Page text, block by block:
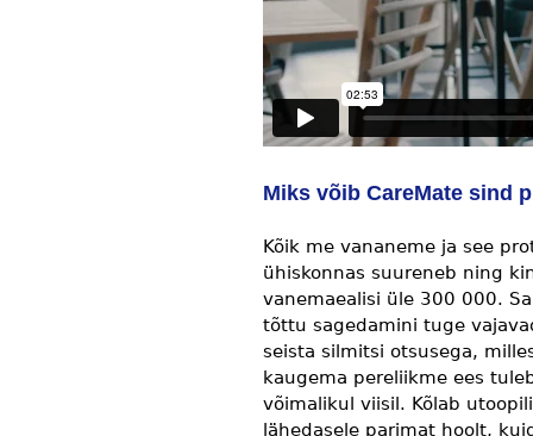
Miks võib CareMate sind
Kõik me vananeme ja see
ühiskonnas suureneb ning
vanemaealisi üle 300 000.
tõttu sagedamini tuge
seista silmitsi otsusega,
kaugema pereliikme ees
võimalikul viisil. Kõlab
lähedasele parimat hoolt,